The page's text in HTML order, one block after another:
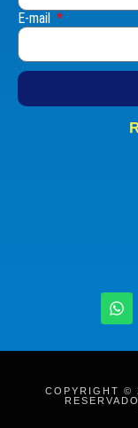
E-mail
COPYRIGHT ©